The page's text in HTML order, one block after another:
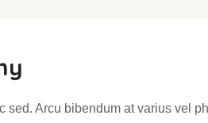
Arcu bibendum at varius vel